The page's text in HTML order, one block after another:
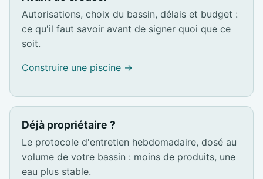
Autorisations, choix du bassin, délais et budget :
ce qu'il faut savoir avant de signer quoi que ce
soit.
Construire une piscine →
Déjà propriétaire ?
Le protocole d'entretien hebdomadaire, dosé au
volume de votre bassin : moins de produits, une
eau plus stable.